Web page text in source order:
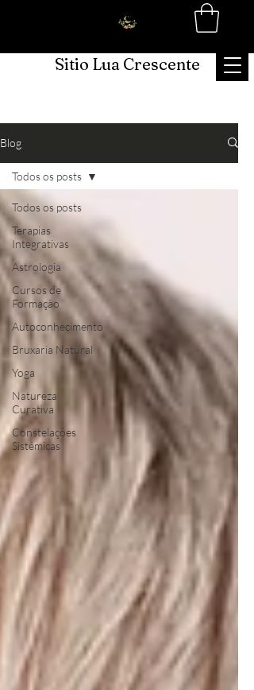
Sitio Lua Crescente
Blog
Todos os posts
Terapias
Integrativas
Astrologia
Cursos de
Formação
Autoconhecimento
Bruxaria Natural
Yoga
Natureza
Curativa
Constelações
Sistêmicas
Todos os posts